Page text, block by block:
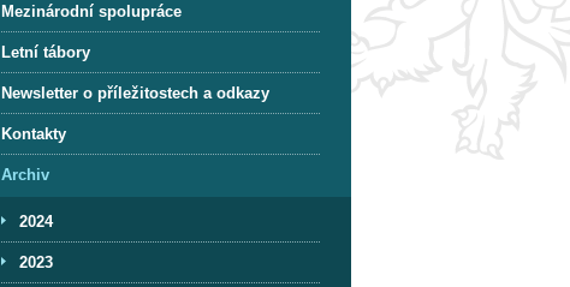
Mezinárodní spolupráce
Letní tábory
Newsletter o příležitostech a odkazy
Kontakty
Archiv
2024
2023